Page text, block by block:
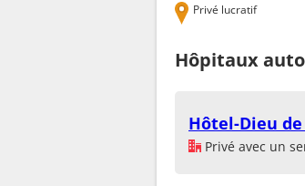
Privé lucratif
Hôpitaux
Hôtel-Dieu de
Privé avec un